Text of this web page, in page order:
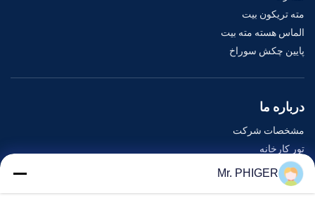
مته تریکون بیت
الماس هسته مته بیت
پایین چکش سوراخ
درباره ما
مشخصات شرکت
تور کارخانه
کنترل کیفیت
نقشه سایت
Mr. PHIGER